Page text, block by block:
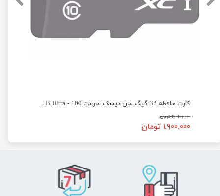
کارت حافظه 32 گیگ سن دیسک سرعت 100 - SanDisk micro SD 32GB Ultra
۲,۰۱۰,۰۰۰ تومان
۱,۹۰۰,۰۰۰ تومان